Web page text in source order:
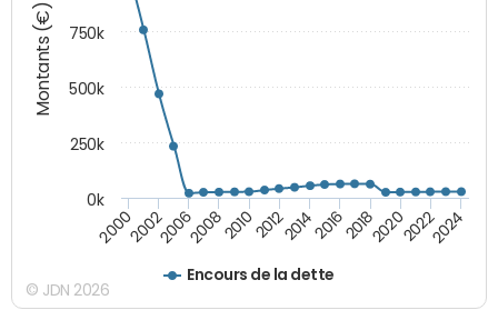
Montants (€)
Encours de la dette
200020022006200820102012201420162018202020222024
0k
250k
500k
750k
© JDN 2026